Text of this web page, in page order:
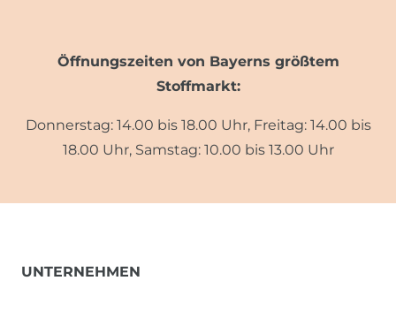
Öffnungszeiten von Bayerns größtem
Stoffmarkt:
Donnerstag: 14.00 bis 18.00 Uhr, Freitag: 14.00 bis
18.00 Uhr, Samstag: 10.00 bis 13.00 Uhr
UNTERNEHMEN